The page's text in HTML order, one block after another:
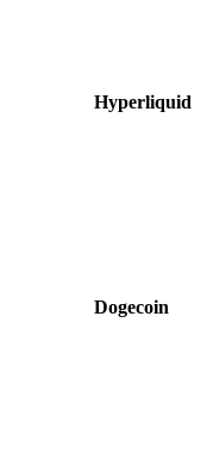
Hyperliquid
Dogecoin